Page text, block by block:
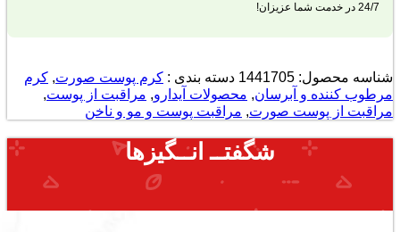
24/7 در خدمت شما عزیزان!
شناسه محصول: 1441705 دسته بندی : کرم پوست صورت, کرم
مرطوب کننده و آبرسان, محصولات آیدارو, مراقبت از پوست,
مراقبت از پوست صورت, مراقبت پوست و مو و ناخن
شگفتــ انــگیزها